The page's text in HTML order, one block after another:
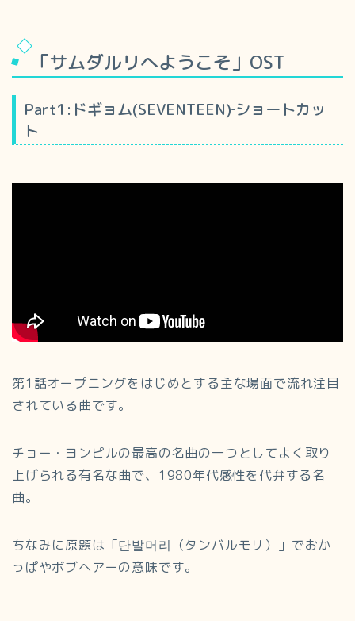
「サムダルリへようこそ」OST
Part1:ドギョム(SEVENTEEN)‐ショートカッ
ト
第1話オープニングをはじめとする主な場面で流れ注目
されている曲です。
チョー・ヨンピルの最高の名曲の一つとしてよく取り
上げられる有名な曲で、1980年代感性を代弁する名
曲。
ちなみに原題は「단발머리（タンバルモリ）」でおか
っぱやボブヘアーの意味です。